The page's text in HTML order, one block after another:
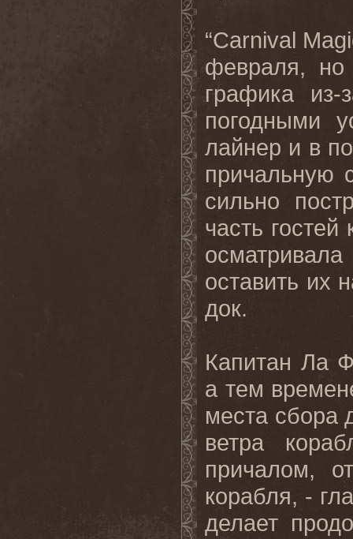
“Carnival
февраля, но
графика
погодными
лайнер и в
причальную
сильно
часть
оставить их
док.
Капитан Ла
а тем
места сбора
ветра
причалом,
корабля, -
делает